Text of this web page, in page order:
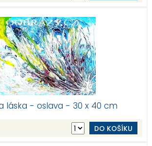
láska - oslava - 30 x 40 cm
DO KOŠÍKU